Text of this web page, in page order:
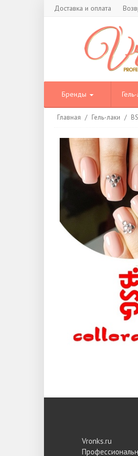
Доставка и оплата
Бренды
Главная / Гель-лаки /
Vronks.ru